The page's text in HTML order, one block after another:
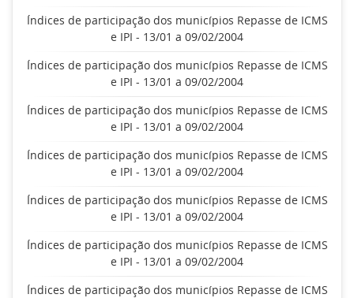
Índices de participação dos municípios Repasse de ICMS
e IPI - 13/01 a 09/02/2004
Índices de participação dos municípios Repasse de ICMS
e IPI - 13/01 a 09/02/2004
Índices de participação dos municípios Repasse de ICMS
e IPI - 13/01 a 09/02/2004
Índices de participação dos municípios Repasse de ICMS
e IPI - 13/01 a 09/02/2004
Índices de participação dos municípios Repasse de ICMS
e IPI - 13/01 a 09/02/2004
Índices de participação dos municípios Repasse de ICMS
e IPI - 13/01 a 09/02/2004
Índices de participação dos municípios Repasse de ICMS